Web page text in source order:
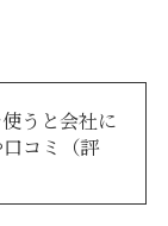
うと会社に
コミ（評